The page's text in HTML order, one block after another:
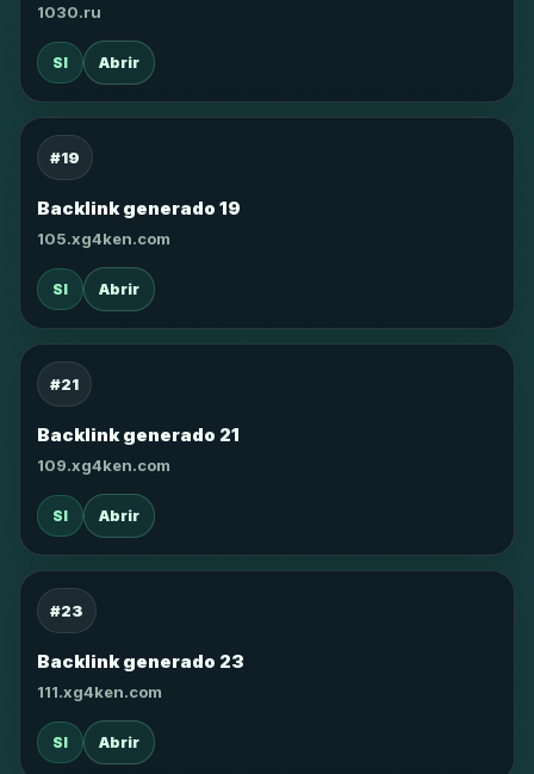
1030.ru
SI Abrir
#19
Backlink generado 19
105.xg4ken.com
SI Abrir
#21
Backlink generado 21
109.xg4ken.com
SI Abrir
#23
Backlink generado 23
111.xg4ken.com
SI Abrir